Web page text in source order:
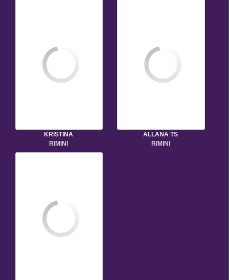
KRISTINA
RIMINI
ALLANA TS
RIMINI